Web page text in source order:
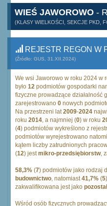
WIEŚ JAWOROWO -
(KLASY WIELKOŚCI, SEKCJE PKD,
REJESTR REGON W
(Źródło: GUS, 31.XII.2024)
We wsi Jaworowo w roku 2024 w
było 12 podmiotów gospodarki
fizyczne prowadzące działalność
zarejestrowano 0 nowych
Na przestrzeni lat2009-2024
roku 2014, a najmniej (0) w roku
(4) podmiotów wykreślono z
podmiotów wyrejestrowano
kątem liczby zatrudnionych
(12) jestmikro-przedsiębiorstw,
58,3% (7) podmiotów jako rodzaj
budownictwo, natomiast41,7% (5
zakwalifikowana jest jako
Wśród osób fizycznych